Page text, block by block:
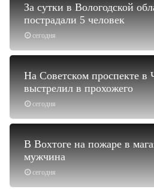
сегодня
За сутки в Вологодской
пострадали 5 человек
сегодня
На Советском проспекте в
выстрелил в прохожего
сегодня
В Вохтоге на пожаре в
мужчина